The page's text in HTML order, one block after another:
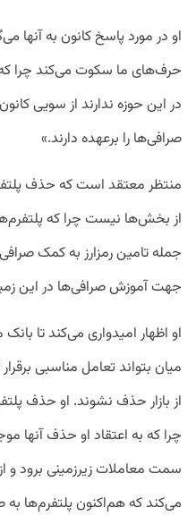
او در مورد پاسخ کانون به آنها
حرف‌های ما سکوت می‌کند چرا که
در این حوزه ندارند از سویی
صرافی‌ها را برعهده دارند.»
منتظر معتقد است که حذف
از بخش‌ها نیست چرا که
جمله تامین رمزارز به کمک
جهت آموزش صرافی‌ها در این
او اظهار امیدواری می‌کند تا بانک
میان بتواند تعامل مناسبی
از بازار حذف نشوند. او حذف
چرا که به اعتقاد او حذف آنها
سمت معاملات زیرزمینی برود و
می‌کند که هم‌اکنون پلتفرم‌ها